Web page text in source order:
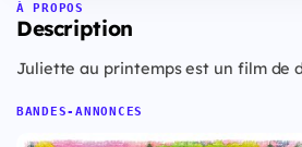
À PROPOS
Description
Juliette au printemps est un film de
BANDES-ANNONCES